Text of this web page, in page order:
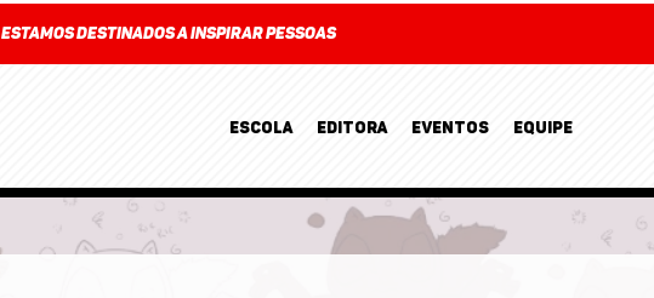
ESCOLA EDITORA EVENTOS EQUIPE
estamos DESTINADOS A INSPIRAR PESSOAS